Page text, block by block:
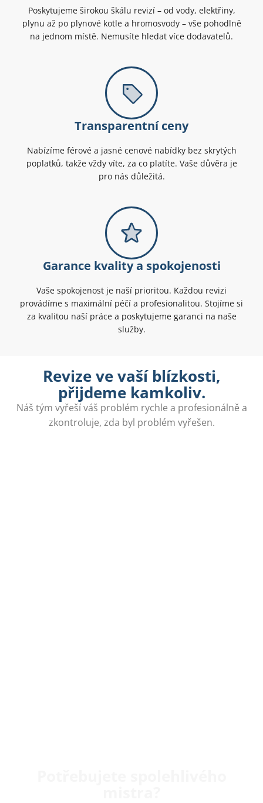
Poskytujeme širokou škálu revizí – od vody, elektřiny,
plynu až po plynové kotle a hromosvody – vše pohodlně
na jednom místě. Nemusíte hledat více dodavatelů.
Transparentní ceny
Nabízíme férové a jasné cenové nabídky bez skrytých
poplatků, takže vždy víte, za co platíte. Vaše důvěra je
pro nás důležitá.
Garance kvality a spokojenosti
Vaše spokojenost je naší prioritou. Každou revizi
provádíme s maximální péčí a profesionalitou. Stojíme si
za kvalitou naší práce a poskytujeme garanci na naše
služby.
Revize ve vaší blízkosti,
přijdeme kamkoliv.
Náš tým vyřeší váš problém rychle a profesionálně a
zkontroluje, zda byl problém vyřešen.